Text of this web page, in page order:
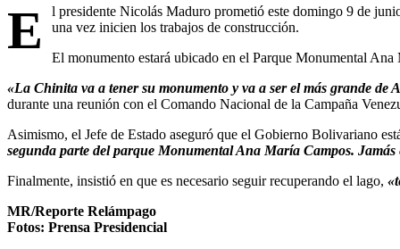
E
l presidente Nicolás Maduro prometió este domingo 9 de
una vez inicien los trabajos de construcción.
El monumento estará ubicado en el Parque Monumental Ana
«La Chinita va a tener su monumento y va a ser el más grande de
durante una reunión con el Comando Nacional de la Campaña
Asimismo, el Jefe de Estado aseguró que el Gobierno Bolivariano
segunda parte del parque Monumental Ana María Campos.
Finalmente, insistió en que es necesario seguir recuperando el lago,
MR/Reporte Relámpago
Fotos: Prensa Presidencial